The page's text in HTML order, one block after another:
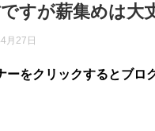
すが薪集めは大
月27日
ーをクリックするとブロ